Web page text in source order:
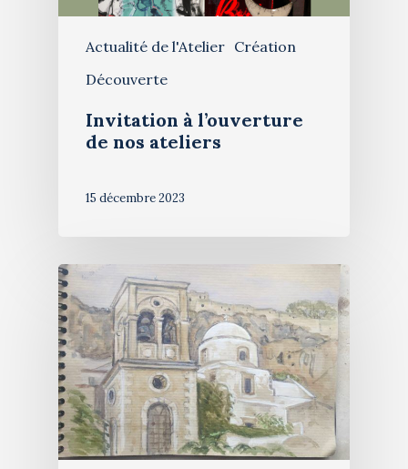
Actualité de l'Atelier Création
Découverte
Invitation à l’ouverture
de nos ateliers
15 décembre 2023